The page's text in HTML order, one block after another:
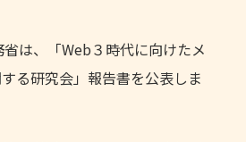
は、「Web３時代に向けたメ
る研究会」報告書を公表しま